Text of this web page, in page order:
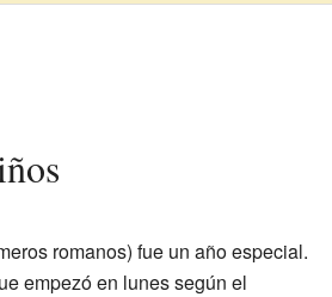
romanos) fue un año especial.
empezó en lunes según el